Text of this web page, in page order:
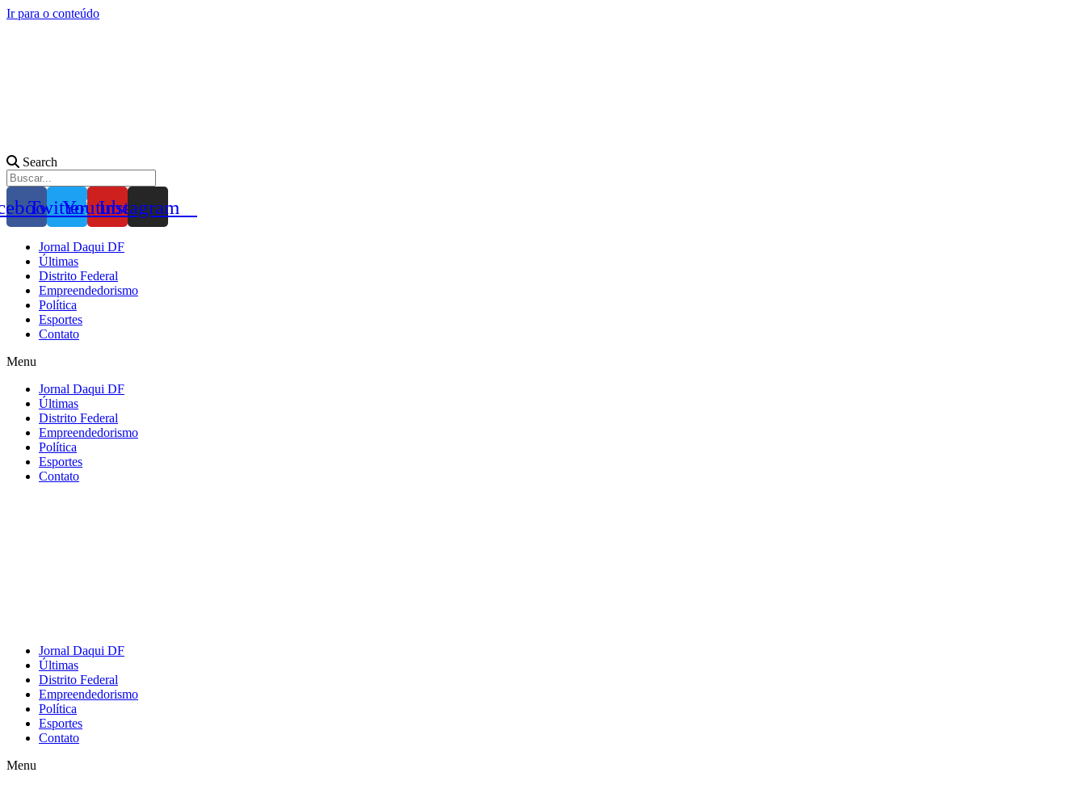
Ir para o conteúdo
Search
TwitterYoutubeInstagram
Jornal Daqui DF
Últimas
Distrito Federal
Empreendedorismo
Política
Esportes
Contato
Menu
Jornal Daqui DF
Últimas
Distrito Federal
Empreendedorismo
Política
Esportes
Contato
Jornal Daqui DF
Últimas
Distrito Federal
Empreendedorismo
Política
Esportes
Contato
Menu